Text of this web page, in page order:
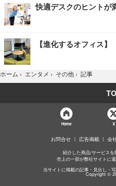
快適デスクのヒントが
【進化するオフィス】
ホーム › エンタメ › その他 › 記事
Home X
お問合せ 広告掲載 会
紹介した商品/サービスを
売上の一部が弊社サイトに
当サイトに掲載の記事・見出し・
Copyright ©